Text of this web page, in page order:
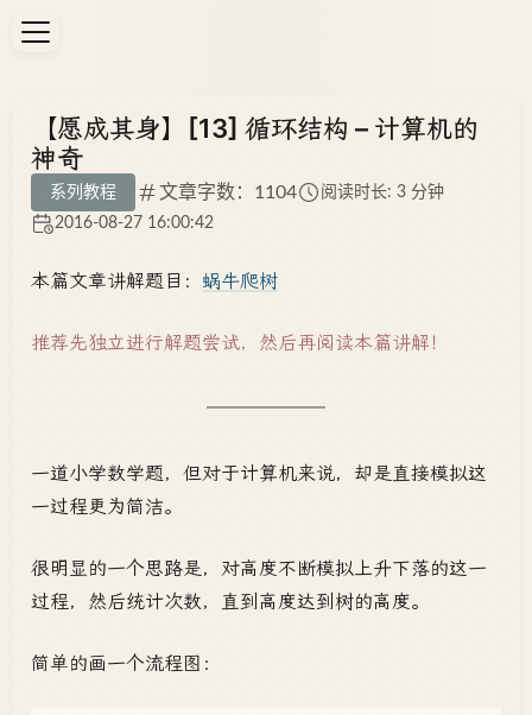
【愿成其身】[13] 循环结构 – 计算机的
神奇
系列教程 文章字数：1104
阅读时长: 3 分钟
2016-08-27 16:00:42
本篇文章讲解题目： 蜗牛爬树
推荐先独立进行解题尝试，然后再阅读本篇讲解！
一道小学数学题，但对于计算机来说，却是直接模拟这
一过程更为简洁。
很明显的一个思路是，对高度不断模拟上升下落的这一
过程，然后统计次数，直到高度达到树的高度。
简单的画一个流程图：